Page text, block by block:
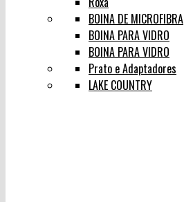
BOINA DE MICROFIBRA
BOINA PARA VIDRO
BOINA PARA VIDRO
Prato e Adaptadores
LAKE COUNTRY